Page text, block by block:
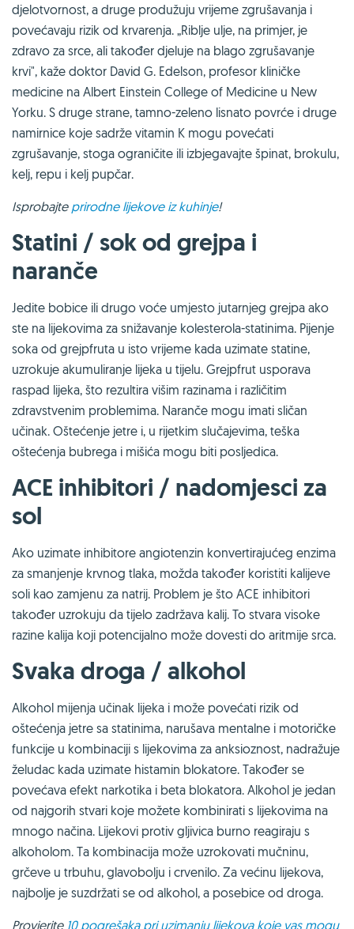
djelotvornost, a druge produžuju vrijeme zgrušavanja i
povećavaju rizik od krvarenja. „Riblje ulje, na primjer, je
zdravo za srce, ali također djeluje na blago zgrušavanje
krvi", kaže doktor David G. Edelson, profesor kliničke
medicine na Albert Einstein College of Medicine u New
Yorku. S druge strane, tamno-zeleno lisnato povrće i druge
namirnice koje sadrže vitamin K mogu povećati
zgrušavanje, stoga ograničite ili izbjegavajte špinat, brokulu,
kelj, repu i kelj pupčar.
Isprobajte prirodne lijekove iz kuhinje!
Statini / sok od grejpa i
naranče
Jedite bobice ili drugo voće umjesto jutarnjeg grejpa ako
ste na lijekovima za snižavanje kolesterola-statinima. Pijenje
soka od grejpfruta u isto vrijeme kada uzimate statine,
uzrokuje akumuliranje lijeka u tijelu. Grejpfrut usporava
raspad lijeka, što rezultira višim razinama i različitim
zdravstvenim problemima. Naranče mogu imati sličan
učinak. Oštećenje jetre i, u rijetkim slučajevima, teška
oštećenja bubrega i mišića mogu biti posljedica.
ACE inhibitori / nadomjesci za
sol
Ako uzimate inhibitore angiotenzin konvertirajućeg enzima
za smanjenje krvnog tlaka, možda također koristiti kalijeve
soli kao zamjenu za natrij. Problem je što ACE inhibitori
također uzrokuju da tijelo zadržava kalij. To stvara visoke
razine kalija koji potencijalno može dovesti do aritmije srca.
Svaka droga / alkohol
Alkohol mijenja učinak lijeka i može povećati rizik od
oštećenja jetre sa statinima, narušava mentalne i motoričke
funkcije u kombinaciji s lijekovima za anksioznost, nadražuje
želudac kada uzimate histamin blokatore. Također se
povećava efekt narkotika i beta blokatora. Alkohol je jedan
od najgorih stvari koje možete kombinirati s lijekovima na
mnogo načina. Lijekovi protiv gljivica burno reagiraju s
alkoholom. Ta kombinacija može uzrokovati mučninu,
grčeve u trbuhu, glavobolju i crvenilo. Za većinu lijekova,
najbolje je suzdržati se od alkohol, a posebice od droga.
Provjerite 10 pogrešaka pri uzimanju lijekova koje vas mogu